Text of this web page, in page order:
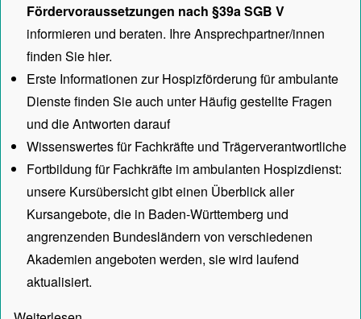
Fördervoraussetzungen nach §39a SGB V
informieren und beraten. Ihre Ansprechpartner/innen
finden Sie hier.
Erste Informationen zur Hospizförderung für ambulante
Dienste finden Sie auch unterHäufig gestellte Fragen
und die Antworten darauf
Wissenswertes für Fachkräfte und Trägerverantwortliche
Fortbildung für Fachkräfte im ambulanten Hospizdienst:
unsere Kursübersichtgibt einen Überblick aller
Kursangebote, die in Baden-Württemberg und
angrenzenden Bundesländern von verschiedenen
Akademien angeboten werden, sie wird laufend
aktualisiert.